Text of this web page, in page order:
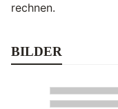
rechnen.
BILDER